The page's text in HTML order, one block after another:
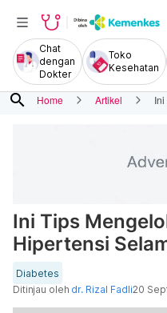
Chat
dengan
Dokter
Toko
Kesehatan
search Home Artikel
Ini Tips
Hipertensi
Diabetes
Ditinjau oleh dr. Rizal Fadli20